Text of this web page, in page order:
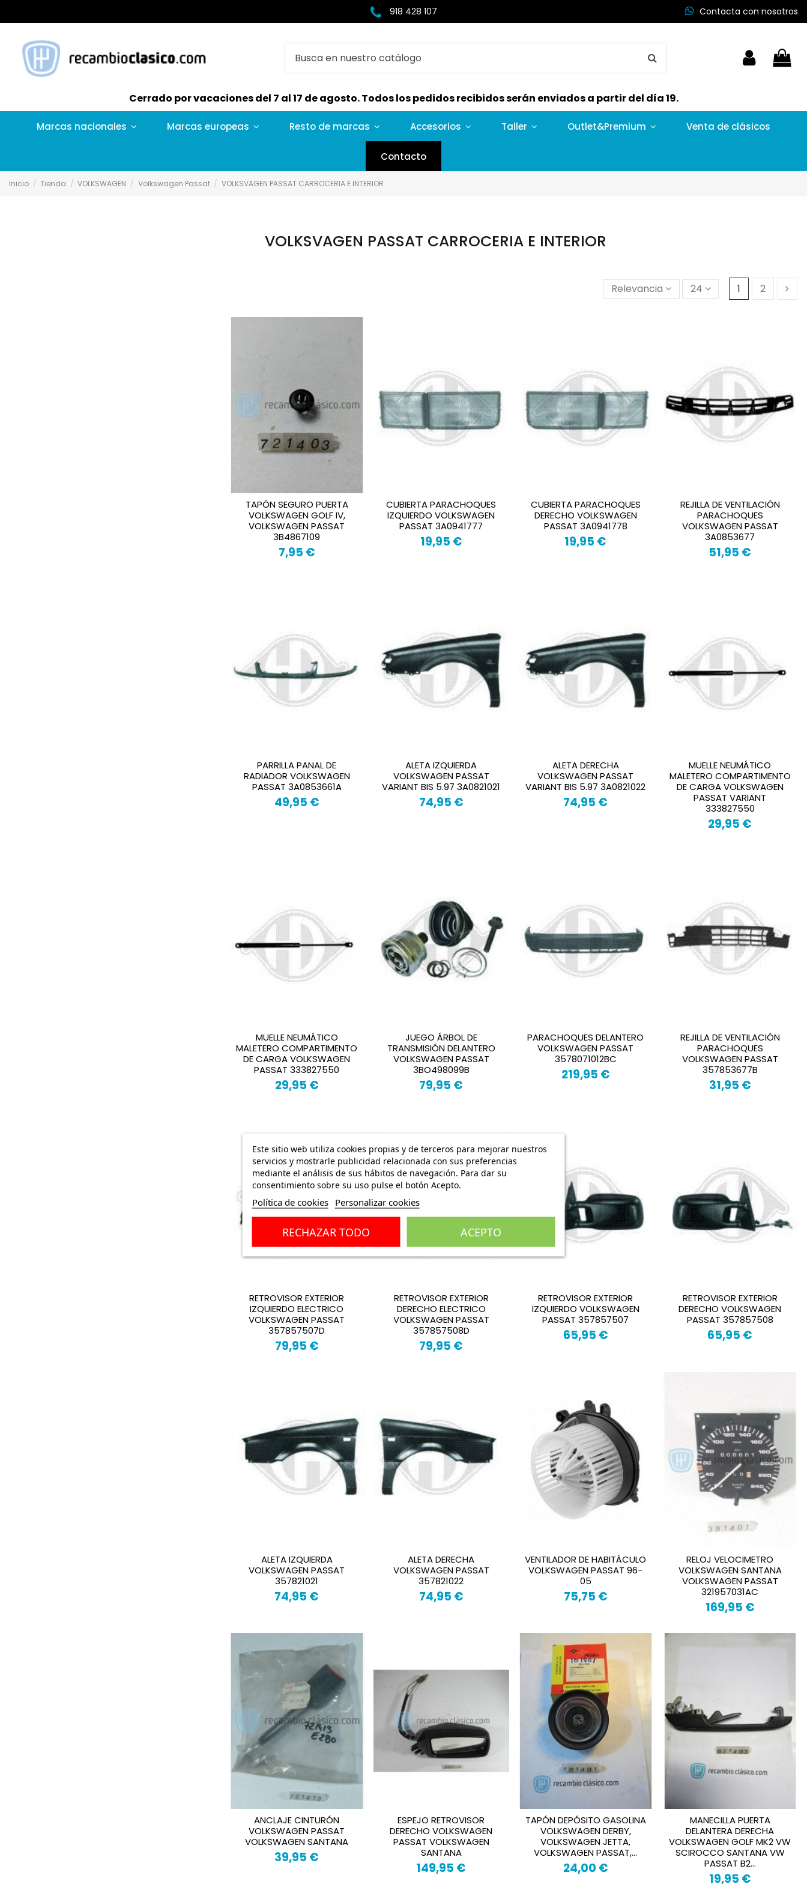
918 428 107 Contacta con nosotros
Cerrado por vacaciones del 7 al 17 de agosto. Todos los pedidos recibidos serán enviados a partir del día 19.
Marcas nacionales Marcas europeas Resto de marcas Accesorios Taller Outlet&Premium Venta de clásicos
Contacto
Inicio Tienda VOLKSWAGEN Volkswagen Passat VOLKSVAGEN PASSAT CARROCERIA E INTERIOR
VOLKSVAGEN PASSAT CARROCERIA E INTERIOR
Relevancia 24 1 2
TAPÓN SEGURO PUERTA
VOLKSWAGEN GOLF IV,
VOLKSWAGEN PASSAT
3B4867109
7,95 €
CUBIERTA PARACHOQUES
IZQUIERDO VOLKSWAGEN
PASSAT 3A0941777
19,95 €
CUBIERTA PARACHOQUES
DERECHO VOLKSWAGEN
PASSAT 3A0941778
19,95 €
REJILLA DE VENTILACIÓN
PARACHOQUES
VOLKSWAGEN PASSAT
3A0853677
51,95 €
PARRILLA PANAL DE
RADIADOR VOLKSWAGEN
PASSAT 3A0853661A
49,95 €
ALETA IZQUIERDA
VOLKSWAGEN PASSAT
VARIANT BIS 5.97 3A0821021
74,95 €
ALETA DERECHA
VOLKSWAGEN PASSAT
VARIANT BIS 5.97 3A0821022
74,95 €
MUELLE NEUMÁTICO
MALETERO COMPARTIMENTO
DE CARGA VOLKSWAGEN
PASSAT VARIANT
333827550
29,95 €
MUELLE NEUMÁTICO
MALETERO COMPARTIMENTO
DE CARGA VOLKSWAGEN
PASSAT 333827550
29,95 €
JUEGO ÁRBOL DE
TRANSMISIÓN DELANTERO
VOLKSWAGEN PASSAT
3BO498099B
79,95 €
PARACHOQUES DELANTERO
VOLKSWAGEN PASSAT
3578071012BC
219,95 €
REJILLA DE VENTILACIÓN
PARACHOQUES
VOLKSWAGEN PASSAT
357853677B
31,95 €
RETROVISOR EXTERIOR
IZQUIERDO ELECTRICO
VOLKSWAGEN PASSAT
357857507D
79,95 €
RETROVISOR EXTERIOR
DERECHO ELECTRICO
VOLKSWAGEN PASSAT
357857508D
79,95 €
RETROVISOR EXTERIOR
IZQUIERDO VOLKSWAGEN
PASSAT 357857507
65,95 €
RETROVISOR EXTERIOR
DERECHO VOLKSWAGEN
PASSAT 357857508
65,95 €
ALETA IZQUIERDA
VOLKSWAGEN PASSAT
357821021
74,95 €
ALETA DERECHA
VOLKSWAGEN PASSAT
357821022
74,95 €
VENTILADOR DE HABITÁCULO
VOLKSWAGEN PASSAT 96-
05
75,75 €
RELOJ VELOCIMETRO
VOLKSWAGEN SANTANA
VOLKSWAGEN PASSAT
321957031AC
169,95 €
ANCLAJE CINTURÓN
VOLKSWAGEN PASSAT
VOLKSWAGEN SANTANA
39,95 €
ESPEJO RETROVISOR
DERECHO VOLKSWAGEN
PASSAT VOLKSWAGEN
SANTANA
149,95 €
TAPÓN DEPÓSITO GASOLINA
VOLKSWAGEN DERBY,
VOLKSWAGEN JETTA,
VOLKSWAGEN PASSAT,...
24,00 €
MANECILLA PUERTA
DELANTERA DERECHA
VOLKSWAGEN GOLF MK2 VW
SCIROCCO SANTANA VW
PASSAT B2...
19,95 €
Este sitio web utiliza cookies propias y de terceros para mejorar nuestros
servicios y mostrarle publicidad relacionada con sus preferencias
mediante el análisis de sus hábitos de navegación. Para dar su
consentimiento sobre su uso pulse el botón Acepto.
Política de cookies Personalizar cookies
RECHAZAR TODO ACEPTO